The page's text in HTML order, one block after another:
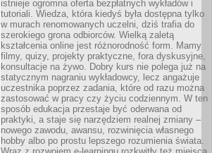
istnieje ogromna oferta bezpłatnych wykładów i
tutoriali. Wiedza, która kiedyś była dostępna tylko
w murach renomowanych uczelni, dziś trafia do
szerokiego grona odbiorców. Wielką zaletą
kształcenia online jest różnorodność form. Mamy
filmy, quizy, projekty praktyczne, fora dyskusyjne,
konsultacje na żywo. Dobry kurs nie polega już na
statycznym nagraniu wykładowcy, lecz angażuje
uczestnika poprzez zadania, które od razu można
zastosować w pracy czy życiu codziennym. W ten
sposób edukacja przestaje być oderwana od
praktyki, a staje się narzędziem realnej zmiany –
nowego zawodu, awansu, rozwinięcia własnego
hobby albo po prostu lepszego rozumienia świata.